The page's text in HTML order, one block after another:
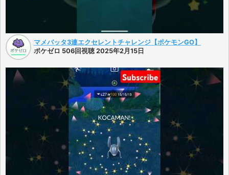
マメバッタ3連エクセレントチャレンジ【ポケモンGO】
ポケゼロ 506回視聴 2025年2月15日